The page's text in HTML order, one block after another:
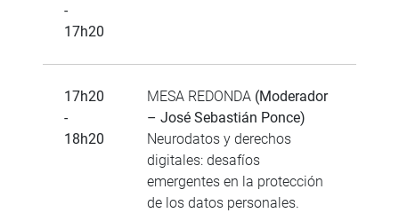
-
17h20
17h20
-
18h20
MESA REDONDA (Moderador
– José Sebastián Ponce)
Neurodatos y derechos
digitales: desafíos
emergentes en la protección
de los datos personales.